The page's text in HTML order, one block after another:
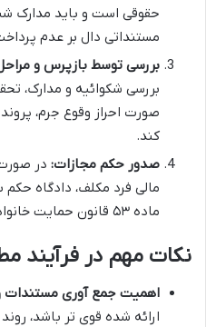
حقوقی است و باید مدارک
مستنداتی دال بر عدم
بررسی توسط بازپرس و
بررسی شکوائیه و مدارک،
صورت احراز وقوع جرم،
کند.
صدور حکم مجازات: در
مالی فرد مکلف، دادگاه
ماده ۵۳ قانون حمایت خانواده) صادر می کند.
نکات مهم در فرآیند
اهمیت جمع آوری مستندات
ارائه شده قوی تر باشد،